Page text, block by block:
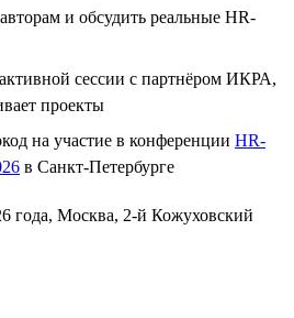
и обсудить реальные HR-
сессии с партнёром ИКРА,
проекты
на участие в конференции HR-
в Санкт-Петербурге
года, Москва, 2-й Кожуховский